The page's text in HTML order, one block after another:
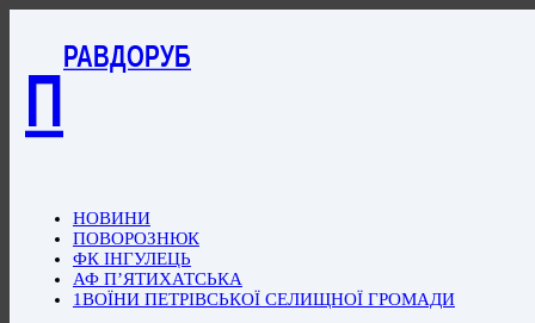
П
РАВДОРУБ
НОВИНИ
ПОВОРОЗНЮК
ФК ІНГУЛЕЦЬ
АФ П’ЯТИХАТСЬКА
1ВОЇНИ ПЕТРІВСЬКОЇ СЕЛИЩНОЇ ГРОМАДИ